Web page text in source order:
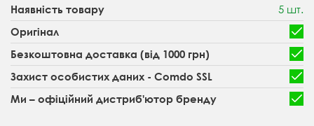
Наявність товару 5 шт.
Оригінал
Безкоштовна доставка (від 1000 грн)
Захист особистих даних - Comdo SSL
Ми – офіційний дистриб'ютор бренду